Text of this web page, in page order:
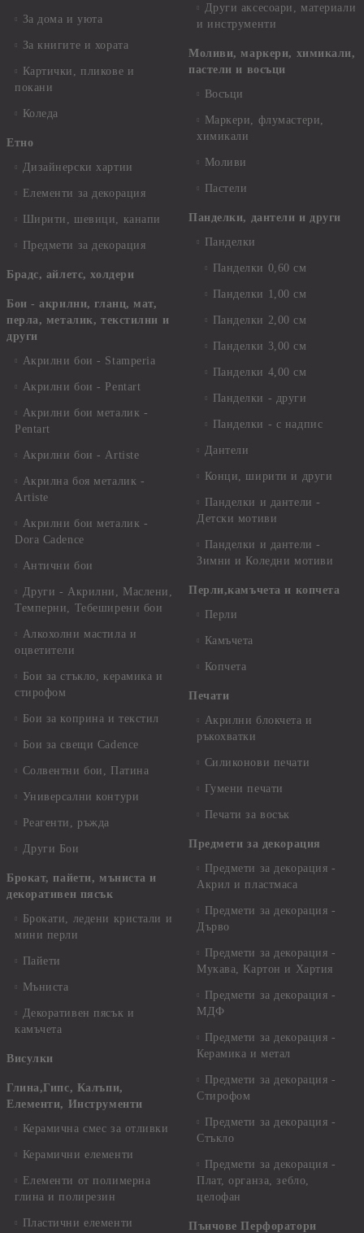
За дома и уюта
За книгите и хората
Картички, пликове и
покани
Коледа
Етно
Дизайнерски хартии
Елементи за декорация
Ширити, шевици, канапи
Предмети за декорация
Брадс, айлетс, холдери
Бои - акрилни, гланц, мат,
перла, металик, текстилни и
други
Акрилни бои - Stamperia
Акрилни бои - Pentart
Акрилни бои металик -
Pentart
Акрилни бои - Artiste
Акрилна боя металик -
Artiste
Акрилни бои металик -
Dora Cadence
Антични бои
Други - Акрилни, Маслени,
Темперни, Тебеширени бои
Алкохолни мастила и
оцветители
Бои за стъкло, керамика и
стирофом
Бои за коприна и текстил
Бои за свещи Cadence
Солвентни бои, Патина
Универсални контури
Реагенти, ръжда
Други Бои
Брокат, пайети, мъниста и
декоративен пясък
Брокати, ледени кристали и
мини перли
Пайети
Мъниста
Декоративен пясък и
камъчета
Висулки
Глина,Гипс, Калъпи,
Елементи, Инструменти
Керамична смес за отливки
Керамични елементи
Елементи от полимерна
глина и полирезин
Пластични елементи
Други аксесоари, материали
и инструменти
Моливи, маркери, химикали,
пастели и восъци
Восъци
Маркери, флумастери,
химикали
Моливи
Пастели
Панделки, дантели и други
Панделки
Панделки 0,60 см
Панделки 1,00 см
Панделки 2,00 см
Панделки 3,00 см
Панделки 4,00 см
Панделки - други
Панделки - с надпис
Дантели
Конци, ширити и други
Панделки и дантели -
Детски мотиви
Панделки и дантели -
Зимни и Коледни мотиви
Перли,камъчета и копчета
Перли
Камъчета
Копчета
Печати
Акрилни блокчета и
ръкохватки
Силиконови печати
Гумени печати
Печати за восък
Предмети за декорация
Предмети за декорация -
Акрил и пластмаса
Предмети за декорация -
Дърво
Предмети за декорация -
Мукава, Картон и Хартия
Предмети за декорация -
МДФ
Предмети за декорация -
Керамика и метал
Предмети за декорация -
Стирофом
Предмети за декорация -
Стъкло
Предмети за декорация -
Плат, органза, зебло,
целофан
Пънчове Перфоратори